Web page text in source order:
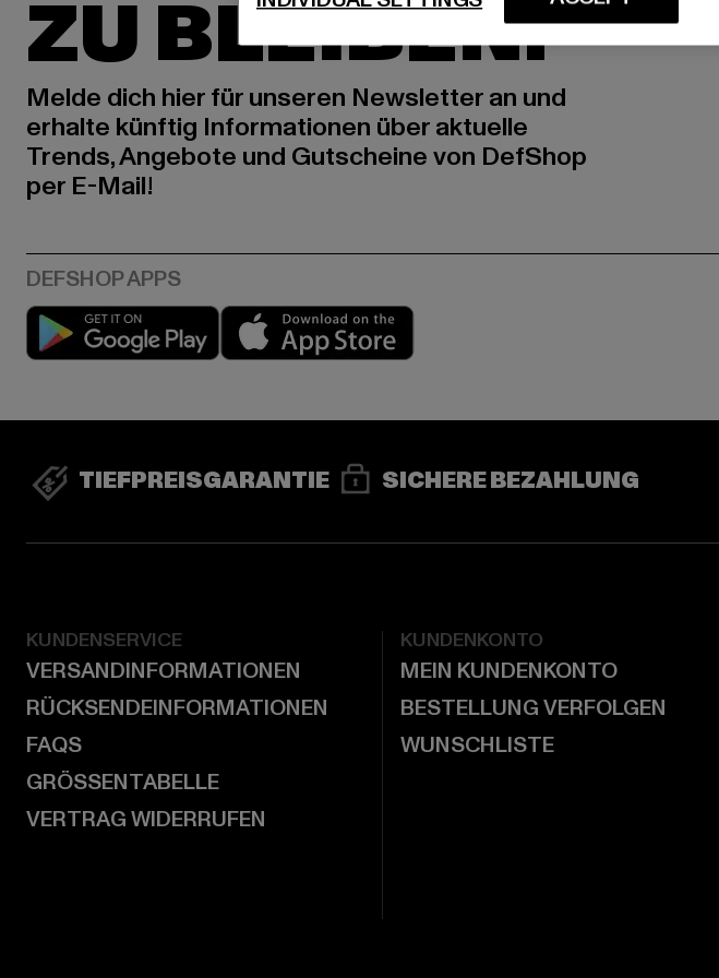
ZU BLEIBEN!
Melde dich hier für unseren Newsletter an und
erhalte künftig Informationen über aktuelle
Trends, Angebote und Gutscheine von DefShop
per E-Mail!
Play market
TIEFPREISGARANTIE SICHERE BEZAHLUNG
KUNDENSERVICE
VERSANDINFORMATIONEN
RÜCKSENDEINFORMATIONEN
FAQS
GRÖSSENTABELLE
VERTRAG WIDERRUFEN
KUNDENKONTO
MEIN KUNDENKONTO
BESTELLUNG VERFOLGEN
WUNSCHLISTE